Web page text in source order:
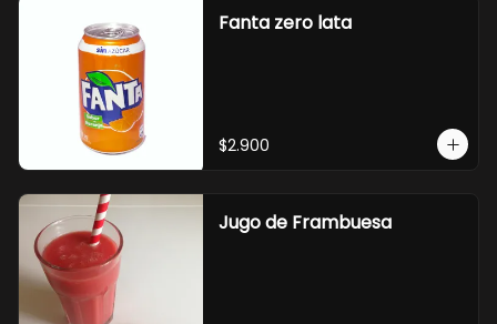
Fanta zero lata
$2.900
Jugo de Frambuesa